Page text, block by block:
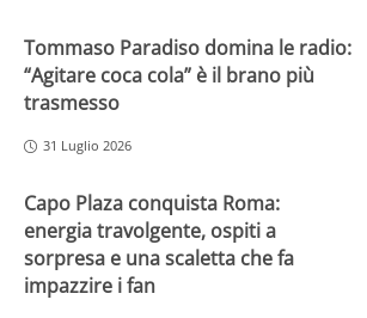
Tommaso Paradiso domina le radio:
“Agitare coca cola” è il brano più
trasmesso
31 Luglio 2026
Capo Plaza conquista Roma:
energia travolgente, ospiti a
sorpresa e una scaletta che fa
impazzire i fan